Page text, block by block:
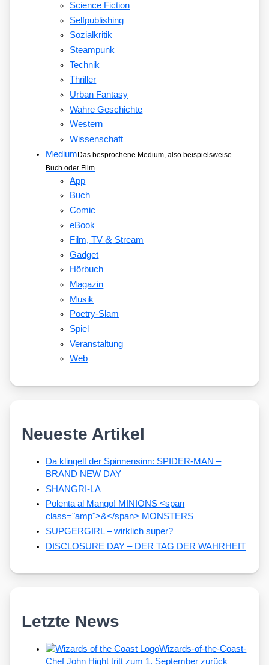
Science Fiction
Selfpublishing
Sozialkritik
Steampunk
Technik
Thriller
Urban Fantasy
Wahre Geschichte
Western
Wissenschaft
MediumDas besprochene Medium, also beispielsweise
Buch oder Film
App
Buch
Comic
eBook
Film, TV&Stream
Gadget
Hörbuch
Magazin
Musik
Poetry-Slam
Spiel
Veranstaltung
Web
Neueste Artikel
Da klingelt der Spinnensinn: SPIDER-MAN –
BRAND NEW DAY
SHANGRI-LA
Polenta al Mango! MINIONS <span
class="amp">&</span> MONSTERS
SUPGERGIRL – wirklich super?
DISCLOSURE DAY – DER TAG DER WAHRHEIT
Letzte News
Wizards-of-the-Coast-
Chef John Hight tritt zum 1. September zurück